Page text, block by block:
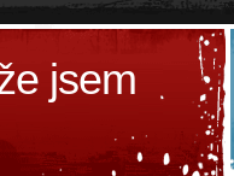
jsem